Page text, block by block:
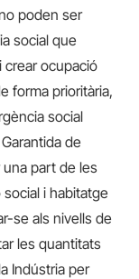
poden ser
social que
crear ocupació
forma prioritària,
social
de
una part de les
i habitatge
se als nivells de
les quantitats
Indústria per